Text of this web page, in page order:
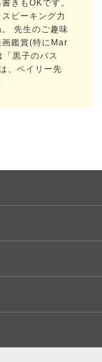
きもOKです。
ピーキング力
先生のご趣味
画鑑賞(特にMar
黒子のバス
、ベイリー先